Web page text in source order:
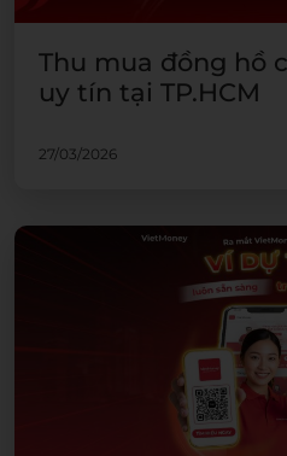
Thu mua đồng hồ
uy tín tại TP.HCM
27/03/2026